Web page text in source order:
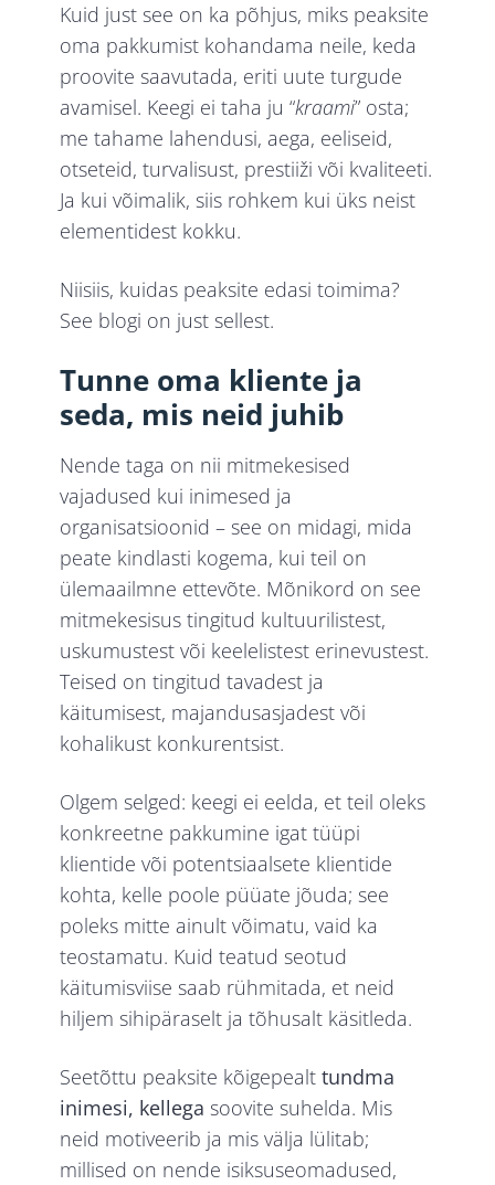
Kuid just see on ka põhjus, miks peaksite
oma pakkumist kohandama neile, keda
proovite saavutada, eriti uute turgude
avamisel. Keegi ei taha ju “kraami” osta;
me tahame lahendusi, aega, eeliseid,
otseteid, turvalisust, prestiiži või kvaliteeti.
Ja kui võimalik, siis rohkem kui üks neist
elementidest kokku.
Niisiis, kuidas peaksite edasi toimima?
See blogi on just sellest.
Tunne oma kliente ja
seda, mis neid juhib
Nende taga on nii mitmekesised
vajadused kui inimesed ja
organisatsioonid – see on midagi, mida
peate kindlasti kogema, kui teil on
ülemaailmne ettevõte. Mõnikord on see
mitmekesisus tingitud kultuurilistest,
uskumustest või keelelistest erinevustest.
Teised on tingitud tavadest ja
käitumisest, majandusasjadest või
kohalikust konkurentsist.
Olgem selged: keegi ei eelda, et teil oleks
konkreetne pakkumine igat tüüpi
klientide või potentsiaalsete klientide
kohta, kelle poole püüate jõuda; see
poleks mitte ainult võimatu, vaid ka
teostamatu. Kuid teatud seotud
käitumisviise saab rühmitada, et neid
hiljem sihipäraselt ja tõhusalt käsitleda.
Seetõttu peaksite kõigepealttundma
inimesi, kellega soovite suhelda. Mis
neid motiveerib ja mis välja lülitab;
millised on nende isiksuseomadused,